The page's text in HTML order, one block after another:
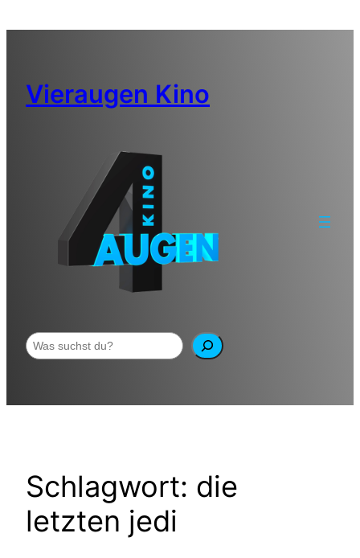
Vieraugen Kino
Suchen
Schlagwort: die
letzten jedi